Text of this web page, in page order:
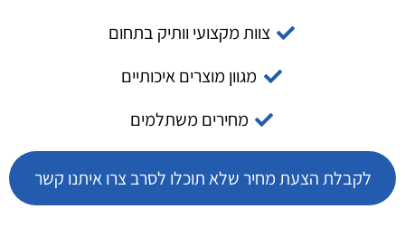
צוות מקצועי וותיק בתחום
מגוון מוצרים איכותיים
מחירים משתלמים
לקבלת הצעת מחיר שלא תוכלו לסרב צרו איתנו קשר